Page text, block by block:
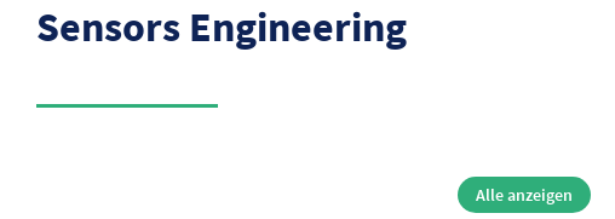
Sensors Engineering
Alle anzeigen